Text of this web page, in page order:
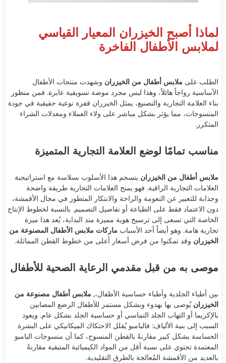
لماذا أصبح الخيزران المعيار القياسي
لملابس الأطفال الفاخرة
الطلب على ملابس أطفال من الخيزران وشهدت منتجات الأطفال
الأساسية رواجاً هائلاً، وهذا ليس مجرد موضة تسويقية عابرة. فمن منظور
بناء العلامة التجارية والتصنيع، يمثل الخيزران قفزة نوعية حقيقية في جودة
المنسوجات، مما يؤثر بشكل مباشر على ولاء العملاء ومعدلات الشراء
المتكرر.
مناسب تمامًا لوضع العلامة التجارية المتميزة
ملابس أطفال من الخيزران ينسجم هذا الأسلوب بسلاسة مع استراتيجية
العلامات التجارية الراقية. فهو يمنح العلامات التجارية طريقة واضحة
وجذابة للتعبير عن النعومة والراحة والابتكار المتطور في مجال الأقمشة،
دون الاعتماد فقط على الطباعة أو تفاصيل التصميم. بالنسبة لخطوط الإنتاج
الخاصة التي تسعى إلى ترسيخ هوية مميزة منذ البداية، يُعد هذا ميزة
تجارية هامة. وهو أيضاً أحد الأسباب ماركات ملابس الأطفال المصنوعة من
الخيزران وقد تمكنوا من فرض أسعار أعلى من خطوط القطن المماثلة.
موصى به من قبل مقدمي الرعاية الصحية للأطفال
بين أطباء الجلدية وأطباء حساسية الأطفال،, ملابس أطفال مصنوعة من
الخيزران يُوصى بها بهدوء وبشكل مستمر للأطفال الرضع المصابين
بالإكزيما أو التهاب الجلد التماسي أو حساسية الجلد بشكل عام. ويعود
السبب إلى بنية الألياف: فالبامبو يُقلل الاحتكاك الميكانيكي على البشرة
الحساسة بشكل كبير مقارنةً بالقطن المنسوج، كما أن منسوجات البامبو
المعتمدة تحتوي على نسبة أقل من المواد الكيميائية المتبقية مقارنةً
بالعديد من الأقمشة المُعالجة بالطرق التقليدية.